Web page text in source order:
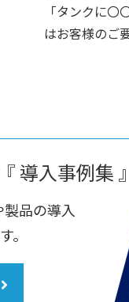
「タンクに
はお客様のご
『 導入事例集
製品の導入
。